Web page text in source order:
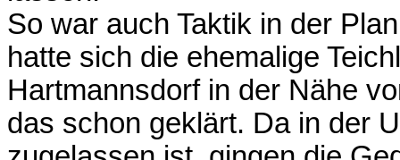
So war auch Taktik in der
hatte sich die ehemalige
Hartmannsdorf in der Nähe
das schon geklärt. Da in der